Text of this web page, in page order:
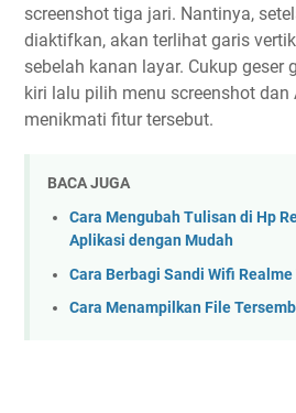
screenshot tiga jari. Nantinya,
diaktifkan, akan terlihat garis
sebelah kanan layar. Cukup geser
kiri lalu pilih menu screenshot
menikmati fitur tersebut.
BACA JUGA
Cara Mengubah Tulisan di Hp
Aplikasi dengan Mudah
Cara Berbagi Sandi Wifi
Cara Menampilkan File